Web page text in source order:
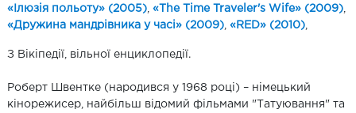
«Ілюзія польоту» (2005) «The Time Traveler's Wife» (2009)
«Дружина мандрівника у часі» (2009) «RED» (2010)
З Вікіпедії, вільної енциклопедії.
Роберт Швентке (народився у 1968 році) – німецький
кінорежисер, найбільш відомий фільмами "Татуювання" та